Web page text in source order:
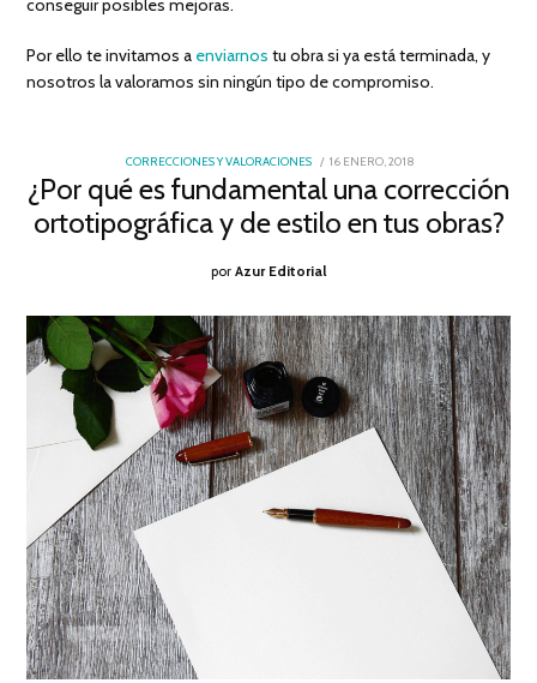
Por ello te invitamos a enviarnos tu obra si ya está terminada, y
nosotros la valoramos sin ningún tipo de compromiso.
CORRECCIONES Y VALORACIONES
POSTED
ON
16 ENERO, 2018
2018
¿Por qué es fundamental una corrección
ortotipográfica y de estilo en tus obras?
por Azur Editorial